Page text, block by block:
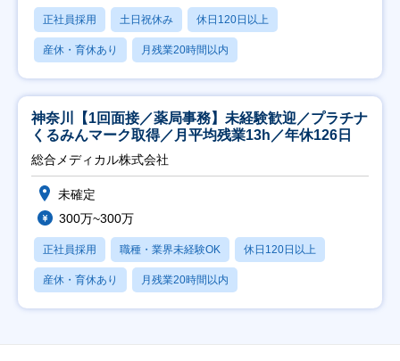
正社員採用 土日祝休み 休日120日以上
産休・育休あり 月残業20時間以内
神奈川【1回面接／薬局事務】未経験歓迎／プラチナ
くるみんマーク取得／月平均残業13h／年休126日
総合メディカル株式会社
未確定
300万~300万
正社員採用 職種・業界未経験OK 休日120日以上
産休・育休あり 月残業20時間以内